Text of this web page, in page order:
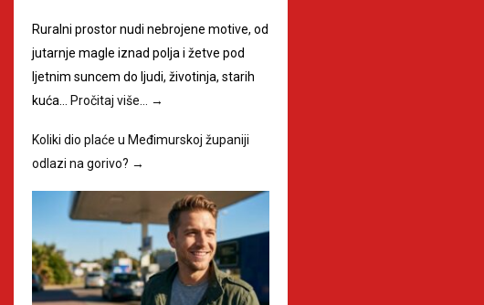
Ruralni prostor nudi nebrojene motive, od
jutarnje magle iznad polja i žetve pod
ljetnim suncem do ljudi, životinja, starih
kuća…
Pročitaj više… →
Koliki dio plaće u Međimurskoj županiji
odlazi na gorivo? →